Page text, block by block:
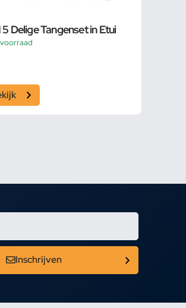
5 Delige Tangenset in Etui
Inschrijven